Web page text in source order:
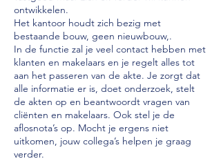
ontwikkelen.
Het kantoor houdt zich bezig met
bestaande bouw, geen nieuwbouw,.
In de functie zal je veel contact hebben met
klanten en makelaars en je regelt alles tot
aan het passeren van de akte. Je zorgt dat
alle informatie er is, doet onderzoek, stelt
de akten op en beantwoordt vragen van
cliënten en makelaars. Ook stel je de
aflosnota’s op. Mocht je ergens niet
uitkomen, jouw collega’s helpen je graag
verder.